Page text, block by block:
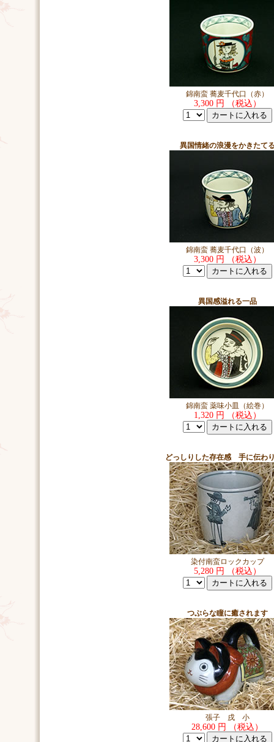
錦南蛮 蕎麦千代口（赤）
3,300 円 （税込）
異国情緒の浪漫をかきたて
錦南蛮 蕎麦千代口（波）
3,300 円 （税込）
異国感溢れる一品
錦南蛮 薬味小皿（絵巻）
1,320 円 （税込）
どっしりした存在感 手に伝わ
染付南蛮ロックカップ
5,280 円 （税込）
つぶらな瞳に癒されます
張子 戌 小
28,600 円 （税込）